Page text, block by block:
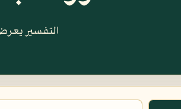
التفسير يعرض